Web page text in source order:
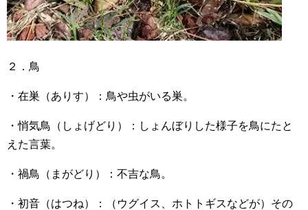
２．鳥
・在巣（ありす）：鳥や虫がいる巣。
・悄気鳥（しょげどり）：しょんぼりした様子を鳥にたと
えた言葉。
・禍鳥（まがどり）：不吉な鳥。
・初音（はつね）：（ウグイス、ホトトギスなどが）その